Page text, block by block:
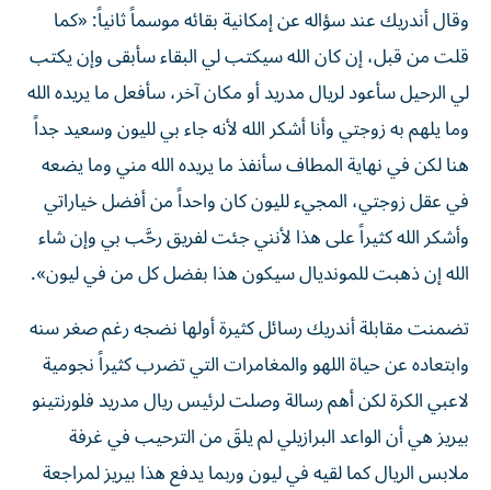
وقال أندريك عند سؤاله عن إمكانية بقائه موسماً ثانياً: «كما
قلت من قبل، إن كان الله سيكتب لي البقاء سأبقى وإن يكتب
لي الرحيل سأعود لريال مدريد أو مكان آخر، سأفعل ما يريده الله
وما يلهم به زوجتي وأنا أشكر الله لأنه جاء بي لليون وسعيد جداً
هنا لكن في نهاية المطاف سأنفذ ما يريده الله مني وما يضعه
في عقل زوجتي، المجيء لليون كان واحداً من أفضل خياراتي
وأشكر الله كثيراً على هذا لأنني جئت لفريق رحَّب بي وإن شاء
الله إن ذهبت للمونديال سيكون هذا بفضل كل من في ليون».
تضمنت مقابلة أندريك رسائل كثيرة أولها نضجه رغم صغر سنه
وابتعاده عن حياة اللهو والمغامرات التي تضرب كثيراً نجومية
لاعبي الكرة لكن أهم رسالة وصلت لرئيس ريال مدريد فلورنتينو
بيريز هي أن الواعد البرازيلي لم يلقَ من الترحيب في غرفة
ملابس الريال كما لقيه في ليون وربما يدفع هذا بيريز لمراجعة